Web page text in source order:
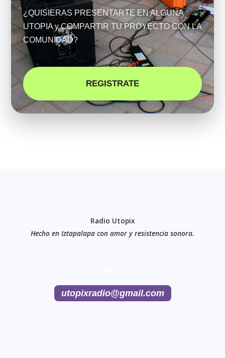
¿QUISIERAS PRESENTARTE EN ALGUNA
UTOPIA y COMPARTIR TU PROYECTO CON LA
COMUNIDAD?
REGISTRATE
Radio Utopix
Hecho en Iztapalapa con amor y resistencia sonora.
utopixradio@gmail.com